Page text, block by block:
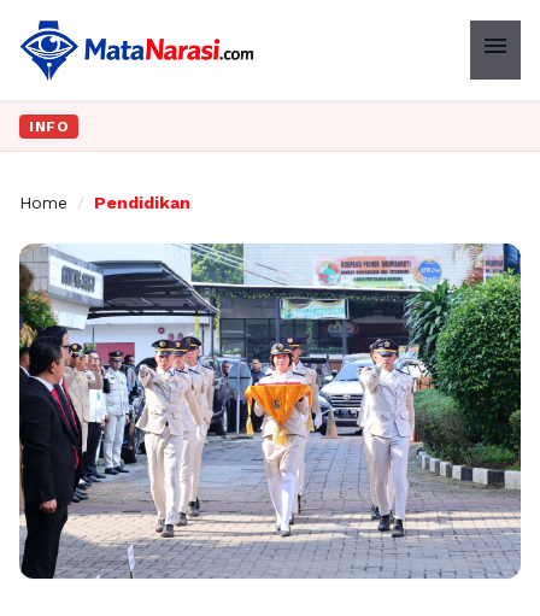
menu
INFO
Home / Pendidikan